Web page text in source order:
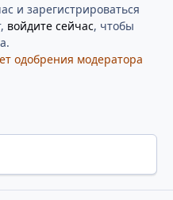
и зарегистрироваться
войдите сейчас, чтобы
одобрения модератора